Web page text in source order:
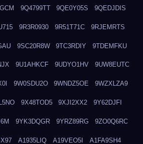
9Q4799TT 9QE0Y05S 9QEDJDIS
9R3R0930 9R51T71C 9RJEMRTS
9SC20R8W 9TC3RDIY 9TDEMFKU
9U1AHKCF 9UDYO1HV 9UW8EUTC
9W0SDU2O 9WNDZ5OE 9WZXLZA9
9X48TOD5 9XJI2XX2 9Y62DJFI
9YK3DQGR 9YRZ89RG 9ZO0Q6RC
A1935LIQ A19VEO5I A1FA9SH4